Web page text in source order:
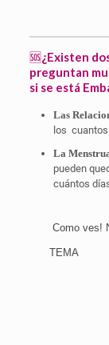
🆘¿Existen
preguntan
si se está
Las
los
La
pueden
cuántos
Como ves!
TEMA